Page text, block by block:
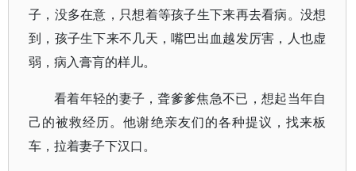
子，没多在意，只想着等孩子生下来再去看病。没想
到，孩子生下来不几天，嘴巴出血越发厉害，人也虚
弱，病入膏肓的样儿。
看着年轻的妻子，聋爹爹焦急不已，想起当年自
己的被救经历。他谢绝亲友们的各种提议，找来板
车，拉着妻子下汉口。